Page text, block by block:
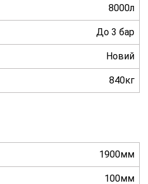
8000л
До 3 бар
Новий
840кг
1900мм
100мм